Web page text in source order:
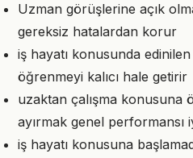
Uzman görüşlerine açık
gereksiz hatalardan korur
iş hayatı konusunda
öğrenmeyi kalıcı hale getirir
uzaktan çalışma konusuna
ayırmak genel performansı
iş hayatı konusuna